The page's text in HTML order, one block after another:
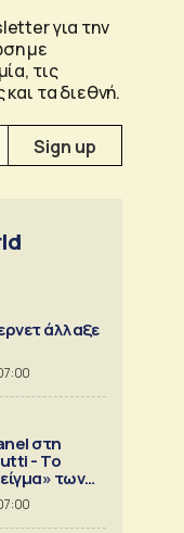
για την
με
τις
τα διεθνή.
άλλαξε
στη
- Το
των